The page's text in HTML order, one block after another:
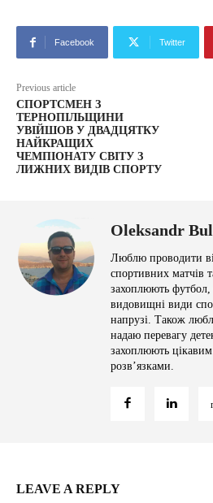
Facebook Twitter
Previous article
СПОРТСМЕН З
ТЕРНОПІЛЬЩИНИ
УВІЙШОВ У ДВАДЦЯТКУ
НАЙКРАЩИХ
ЧЕМПІОНАТУ СВІТУ З
ЛИЖНИХ ВИДІВ СПОРТУ
Oleksandr
Люблю проводити
спортивних матчів
захоплюють футбол,
видовищні види
напрузі. Також
надаю перевагу
захоплюють
розв’язками.
LEAVE A REPLY